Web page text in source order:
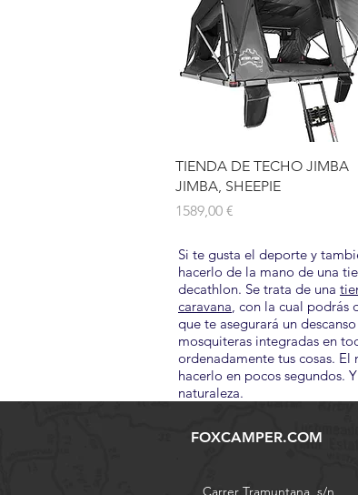
Vista rápida
TIENDA DE TECHO JIMBA
JIMBA, SHEEPIE
Precio
1589,00 €
Si te gusta el deporte y
hacerlo de la mano de una
decathlon. Se trata de una
caravana, con la cual podrás
que te asegurará un
mosquiteras integradas en
ordenadamente tus cosas.
hacerlo en pocos segundos.
naturaleza.
FOXCAMPER.COM
Carrer Tramuntana, s/n